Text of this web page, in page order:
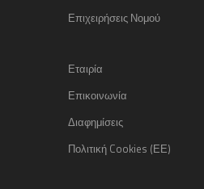
Επιχειρήσεις Νομού
Εταιρία
Επικοινωνία
Διαφημίσεις
Πολιτική Cookies (ΕΕ)